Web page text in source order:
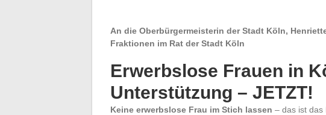
An die Oberbürgermeisterin der Stadt Köln,
Fraktionen im Rat der Stadt Köln
Erwerbslose Frauen in
Unterstützung – JETZT!
Keine erwerbslose Frau im Stich lassen – das ist das